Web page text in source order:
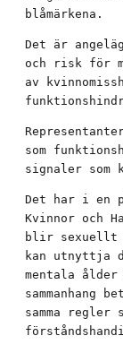
blåmärkena.
Det är
och risk för
av
som
signaler som
Det har i en
Kvinnor och
blir sexuellt
kan utnyttja
mentala ålder
sammanhang
samma